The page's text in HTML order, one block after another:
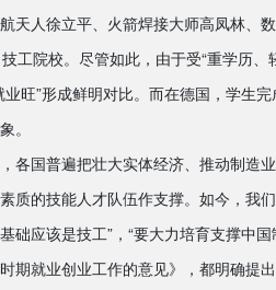
天人徐立平、火箭焊接大师高凤林、
工院校。尽管如此，由于受“重学历
业旺”形成鲜明对比。而在德国，学生
。
各国普遍把壮大实体经济、推动制造
质的技能人才队伍作支撑。如今，我
础应该是技工”，“要大力培育支撑中
期就业创业工作的意见》，都明确提